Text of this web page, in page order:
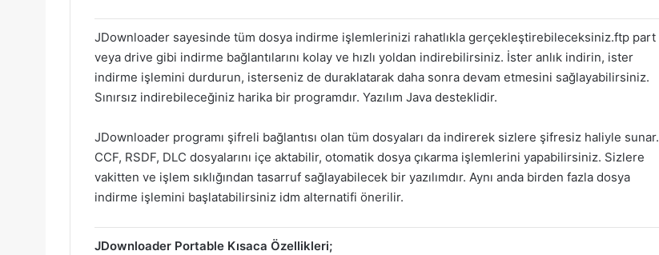
JDownloader sayesinde tüm dosya indirme işlemlerinizi rahatlıkla gerçekleştirebileceksiniz.ftp part
veya drive gibi indirme bağlantılarını kolay ve hızlı yoldan indirebilirsiniz. İster anlık indirin, ister
indirme işlemini durdurun, isterseniz de duraklatarak daha sonra devam etmesini sağlayabilirsiniz.
Sınırsız indirebileceğiniz harika bir programdır. Yazılım Java desteklidir.
JDownloader programı şifreli bağlantısı olan tüm dosyaları da indirerek sizlere şifresiz haliyle sunar.
CCF, RSDF, DLC dosyalarını içe aktabilir, otomatik dosya çıkarma işlemlerini yapabilirsiniz. Sizlere
vakitten ve işlem sıklığından tasarruf sağlayabilecek bir yazılımdır. Aynı anda birden fazla dosya
indirme işlemini başlatabilirsiniz idm alternatifi önerilir.
JDownloader Portable Kısaca Özellikleri;